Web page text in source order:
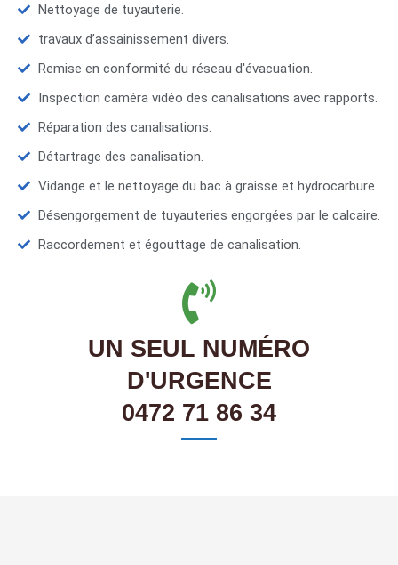
Nettoyage de tuyauterie.
travaux d’assainissement divers.
Remise en conformité du réseau d'évacuation.
Inspection caméra vidéo des canalisations avec rapports.
Réparation des canalisations.
Détartrage des canalisation.
Vidange et le nettoyage du bac à graisse et hydrocarbure.
Désengorgement de tuyauteries engorgées par le calcaire.
Raccordement et égouttage de canalisation.
UN SEUL NUMÉRO
D'URGENCE
0472 71 86 34